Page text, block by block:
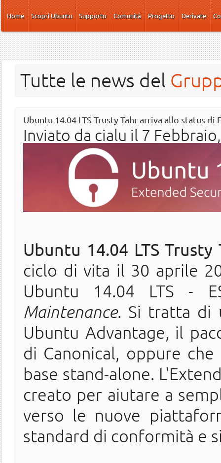
Salta al contenuto principale
Home
Scopri Ubuntu Supporto Comunità Progetto Derivate
Tutte le news del
Ubuntu 14.04 LTS Trusty Tahr arriva allo status di
Inviato da cialu il 7
Ubuntu 14.04 LTS Trusty
ciclo di vita il 30 aprile
Ubuntu 14.04 LTS -
Maintenance. Si tratta di
Ubuntu Advantage, il
di Canonical, oppure
base stand-alone.
creato per aiutare a
verso le nuove
standard di conformità e